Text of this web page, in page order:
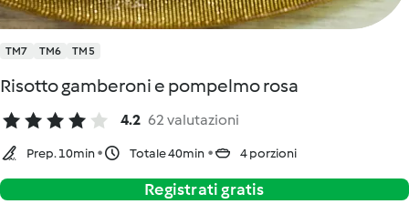
TM7 TM6 TM5
Risotto gamberoni e pompelmo rosa
4.2 62 valutazioni
Prep. 10min Totale 40min 4 porzioni
Registrati gratis